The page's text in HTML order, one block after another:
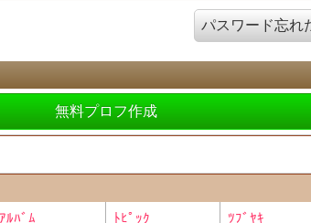
パスワード忘れ
無料プロフ作成
ｱﾙﾊﾞﾑ ﾄﾋﾟｯｸ
ﾂﾌﾞﾔｷ